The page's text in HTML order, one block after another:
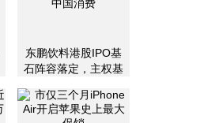
东鹏饮料港股IPO基
石阵容落定，主权基
重仓中国消费